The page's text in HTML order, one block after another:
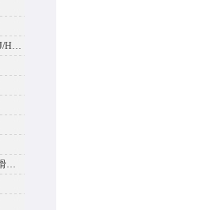
碳刷管式滑触线DHG/DHGJ/HXTL/HXTS-4
HXTS-4-35/140黄色塑料壳滑触线